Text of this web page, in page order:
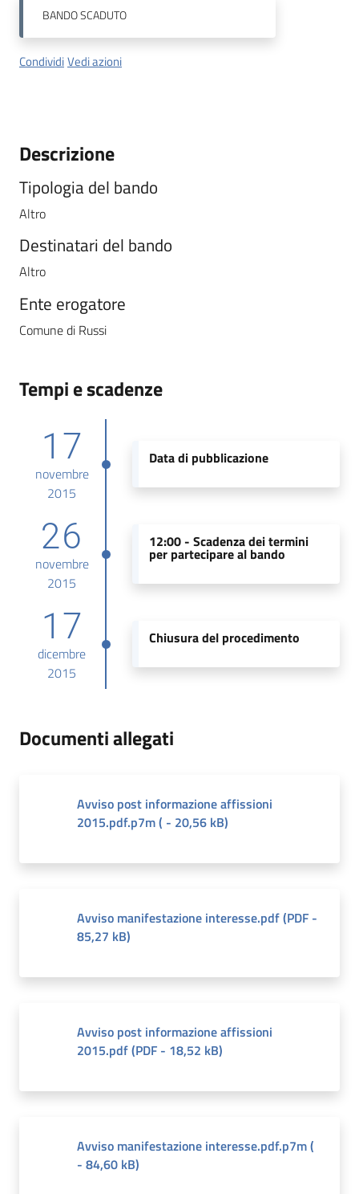
SeguiciBANDOSCADUTO
CondividiVedi azioni
Descrizione
Tipologia del bando
Altro
Destinatari del bando
Altro
Ente erogatore
Comune di Russi
Tempi e scadenze
17
novembre
2015
Data di pubblicazione
26
novembre
2015
12:00 - Scadenza dei termini
per partecipare al bando
17
dicembre
2015
Chiusura del procedimento
Documenti allegati
Avviso post informazione affissioni
2015.pdf.p7m( - 20,56 kB)
Avviso manifestazione interesse.pdf(PDF -
85,27 kB)
Avviso post informazione affissioni
2015.pdf(PDF - 18,52 kB)
Avviso manifestazione interesse.pdf.p7m(
- 84,60 kB)